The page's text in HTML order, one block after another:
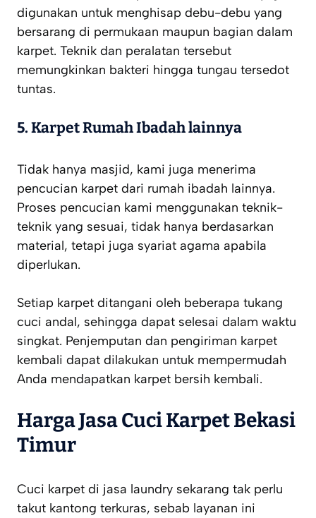
digunakan untuk menghisap debu-debu yang
bersarang di permukaan maupun bagian dalam
karpet. Teknik dan peralatan tersebut
memungkinkan bakteri hingga tungau tersedot
tuntas.
5. Karpet Rumah Ibadah lainnya
Tidak hanya masjid, kami juga menerima
pencucian karpet dari rumah ibadah lainnya.
Proses pencucian kami menggunakan teknik-
teknik yang sesuai, tidak hanya berdasarkan
material, tetapi juga syariat agama apabila
diperlukan.
Setiap karpet ditangani oleh beberapa tukang
cuci andal, sehingga dapat selesai dalam waktu
singkat. Penjemputan dan pengiriman karpet
kembali dapat dilakukan untuk mempermudah
Anda mendapatkan karpet bersih kembali.
Harga Jasa Cuci Karpet Bekasi
Timur
Cuci karpet di jasa laundry sekarang tak perlu
takut kantong terkuras, sebab layanan ini